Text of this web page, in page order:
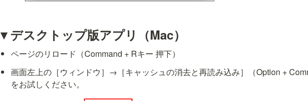
▼デスクトップ版アプリ（Mac）
ページのリロード（Command + Rキー 押下）
画面左上の［ウィンドウ］→［キャッシュの消去と再読み込み］（Option +
をお試しください。